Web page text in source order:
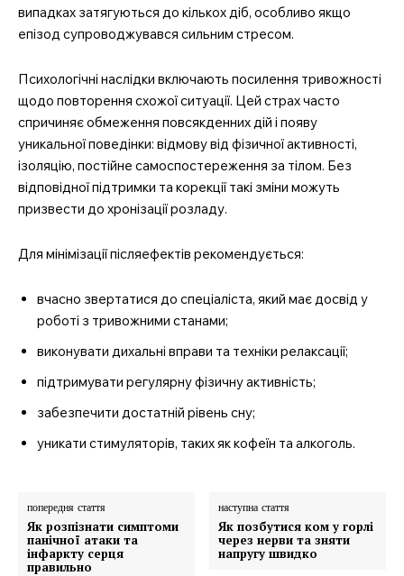
випадках затягуються до кількох діб, особливо якщо
епізод супроводжувався сильним стресом.
Психологічні наслідки включають посилення тривожності
щодо повторення схожої ситуації. Цей страх часто
спричиняє обмеження повсякденних дій і появу
уникальної поведінки: відмову від фізичної активності,
ізоляцію, постійне самоспостереження за тілом. Без
відповідної підтримки та корекції такі зміни можуть
призвести до хронізації розладу.
Для мінімізації післяефектів рекомендується:
вчасно звертатися до спеціаліста, який має досвід у
роботі з тривожними станами;
виконувати дихальні вправи та техніки релаксації;
підтримувати регулярну фізичну активність;
забезпечити достатній рівень сну;
уникати стимуляторів, таких як кофеїн та алкоголь.
попередня стаття
Як розпізнати симптоми
панічної атаки та
інфаркту серця
правильно
наступна стаття
Як позбутися ком у горлі
через нерви та зняти
напругу швидко